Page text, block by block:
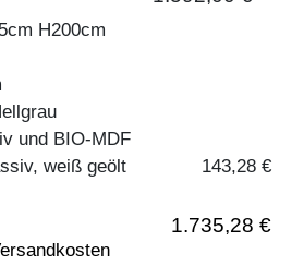
H200cm
und BIO-MDF
weiß geölt
143,28 €
1.735,28 €